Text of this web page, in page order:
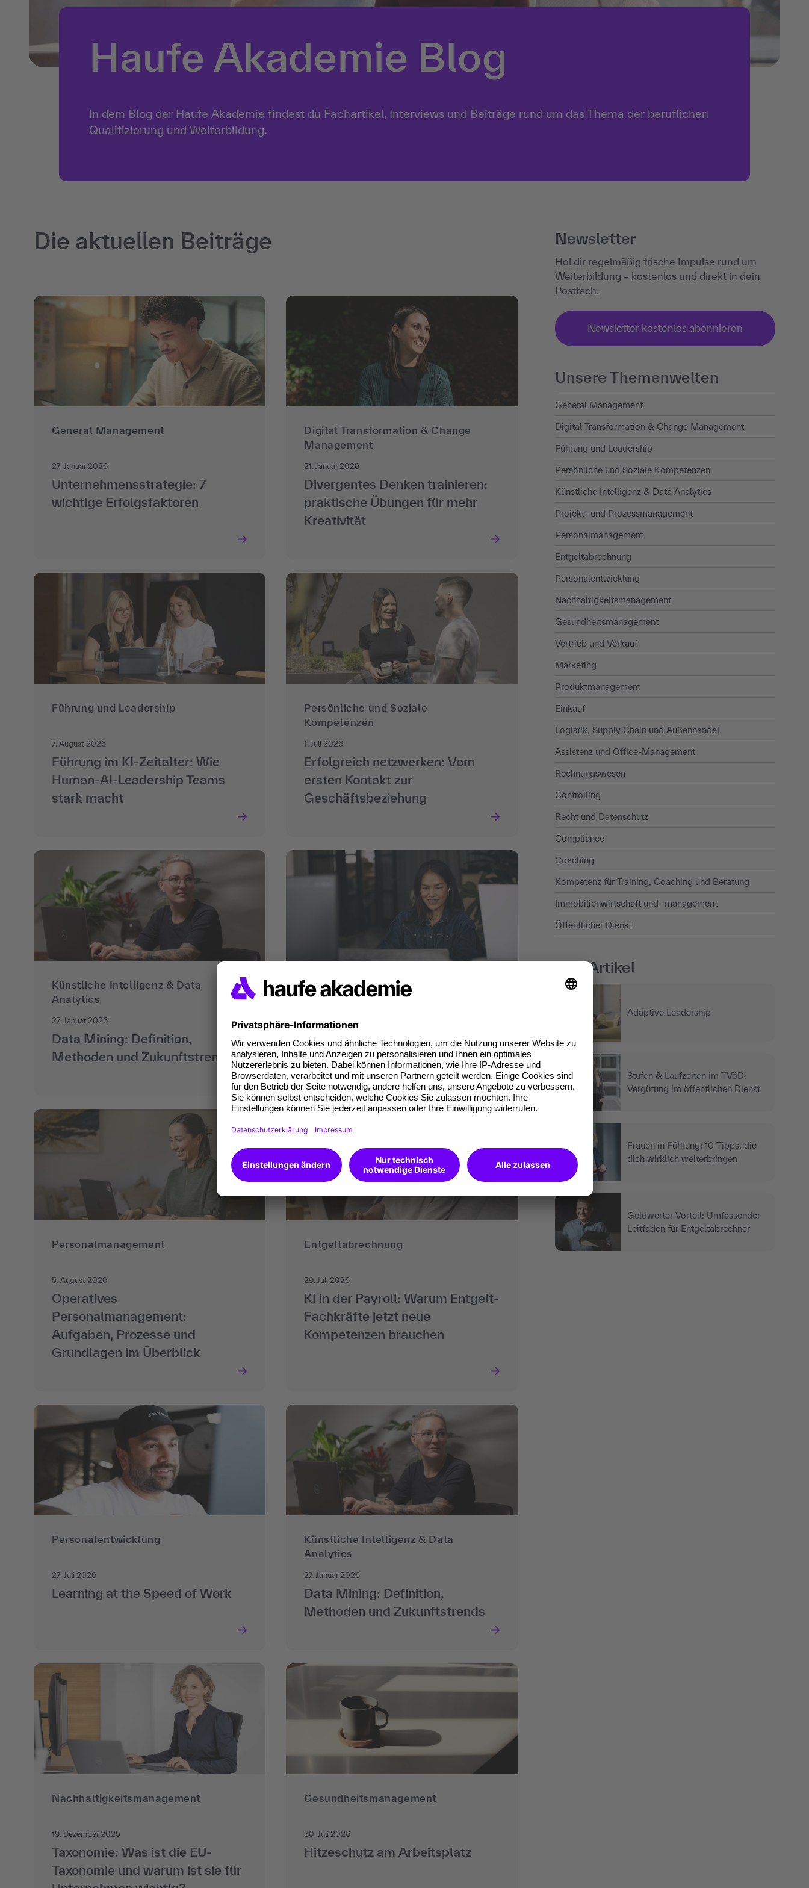
Haufe Akademie Blog
In dem Blog der Haufe Akademie findest du Fachartikel, Interviews und Beiträge rund um das Thema der beruflichen
Qualifizierung und Weiterbildung.
Die aktuellen Beiträge
General Management
27. Januar 2026
Unternehmensstrategie: 7
wichtige Erfolgsfaktoren
Digital Transformation & Change
Management
21. Januar 2026
Divergentes Denken trainieren:
praktische Übungen für mehr
Kreativität
Führung und Leadership
7. August 2026
Führung im KI-Zeitalter: Wie
Human-AI-Leadership Teams
stark macht
Persönliche und Soziale
Kompetenzen
1. Juli 2026
Erfolgreich netzwerken: Vom
ersten Kontakt zur
Geschäftsbeziehung
Künstliche Intelligenz & Data
Analytics
27. Januar 2026
Data Mining: Definition,
Methoden und Zukunftstrends
Projekt- und Prozessmanagement
3. August 2026
KI-Projekte zum Erfolg bringen
Personalmanagement
5. August 2026
Operatives
Personalmanagement:
Aufgaben, Prozesse und
Grundlagen im Überblick
Entgeltabrechnung
29. Juli 2026
KI in der Payroll: Warum Entgelt-
Fachkräfte jetzt neue
Kompetenzen brauchen
Personalentwicklung
27. Juli 2026
Learning at the Speed of Work
Künstliche Intelligenz & Data
Analytics
27. Januar 2026
Data Mining: Definition,
Methoden und Zukunftstrends
Nachhaltigkeits­management
19. Dezember 2025
Taxonomie: Was ist die EU-
Taxonomie und warum ist sie für
Gesundheitsmanagement
30. Juli 2026
Hitzeschutz am Arbeitsplatz
Newsletter
Hol dir regelmäßig frische Impulse rund um
Weiterbildung – kostenlos und direkt in dein
Postfach.
Newsletter kostenlos abonnieren
Unsere Themenwelten
General Management
Digital Transformation & Change Management
Führung und Leadership
Persönliche und Soziale Kompetenzen
Künstliche Intelligenz & Data Analytics
Projekt- und Prozessmanagement
Personalmanagement
Entgeltabrechnung
Personalentwicklung
Nachhaltigkeits­management
Gesundheitsmanagement
Vertrieb und Verkauf
Marketing
Produktmanagement
Einkauf
Logistik, Supply Chain und Außenhandel
Assistenz und Office-Management
Rechnungswesen
Controlling
Recht und Datenschutz
Compliance
Coaching
Kompetenz für Training, Coaching und Beratung
Immobilienwirtschaft und -management
Öffentlicher Dienst
Top-Artikel
Adaptive Leadership
Stufen & Laufzeiten im TVöD:
Vergütung im öffentlichen Dienst
Frauen in Führung: 10 Tipps, die
dich wirklich weiterbringen
Geldwerter Vorteil: Umfassender
Leitfaden für Entgeltabrechner